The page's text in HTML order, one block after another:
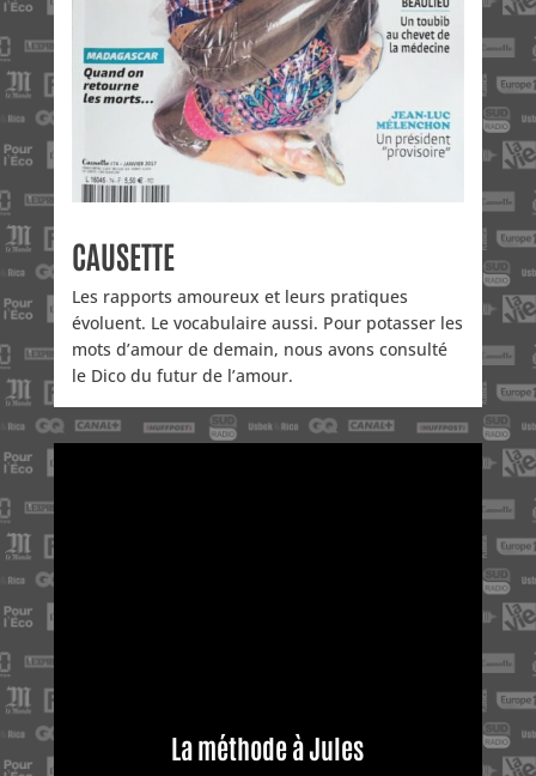
CAUSETTE
Les rapports amoureux et leurs pratiques
évoluent. Le vocabulaire aussi. Pour potasser les
mots d’amour de demain, nous avons consulté
le Dico du futur de l’amour.
La méthode à Jules